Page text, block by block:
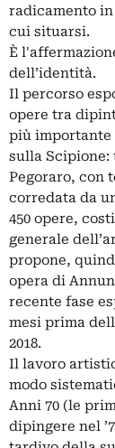
radicamento
cui situarsi.
È
dell’identità.
Il percorso
opere tra
più importante
sulla Scipione:
Pegoraro, con
corredata da
450 opere,
generale
propone,
opera di
recente fase
mesi prima
2018.
Il lavoro
modo
Anni 70 (le
dipingere nel